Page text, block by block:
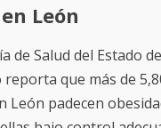
León
de Salud del Estado de
que más de
León padecen